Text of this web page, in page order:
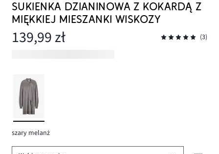
SUKIENKA DZIANINOWA Z KOKARDĄ Z
MIĘKKIEJ MIESZANKI WISKOZY
139,99 zł (3)
szary melanż